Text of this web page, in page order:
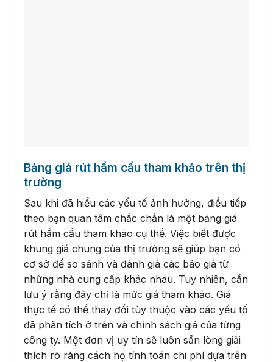
Bảng giá rút hầm cầu tham khảo trên thị
trường
Sau khi đã hiểu các yếu tố ảnh hưởng, điều tiếp
theo bạn quan tâm chắc chắn là một bảng giá
rút hầm cầu tham khảo cụ thể. Việc biết được
khung giá chung của thị trường sẽ giúp bạn có
cơ sở để so sánh và đánh giá các báo giá từ
những nhà cung cấp khác nhau. Tuy nhiên, cần
lưu ý rằng đây chỉ là mức giá tham khảo. Giá
thực tế có thể thay đổi tùy thuộc vào các yếu tố
đã phân tích ở trên và chính sách giá của từng
công ty. Một đơn vị uy tín sẽ luôn sẵn lòng giải
thích rõ ràng cách họ tính toán chi phí dựa trên